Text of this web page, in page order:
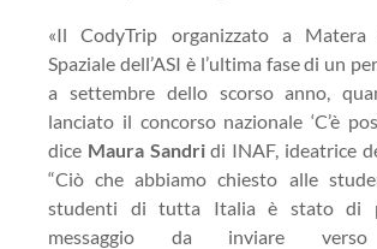
«Il CodyTrip organizzato a
Spaziale dell’ASI è l’ultima fase di un
a settembre dello scorso anno,
lanciato il concorso nazionale ‘C’è
dice Maura Sandridi INAF, ideatrice
“Ciò che abbiamo chiesto alle
studenti di tutta Italia è stato di
messaggio da inviare verso